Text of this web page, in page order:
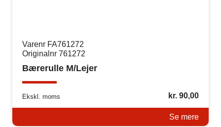
Varenr FA761272
Originalnr 761272
Bærerulle M/Lejer
Ekskl. moms kr.90,00
Se mere